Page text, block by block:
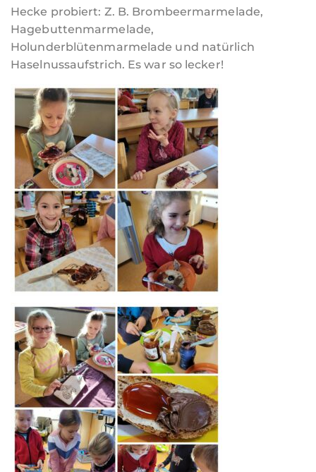
Hecke probiert: Z. B. Brombeermarmelade,
Hagebuttenmarmelade,
Holunderblütenmarmelade und natürlich
Haselnussaufstrich. Es war so lecker!